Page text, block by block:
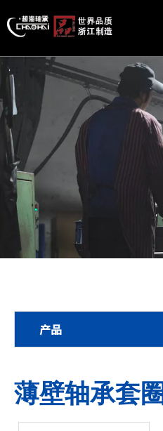
关于我们
产品中心
资质荣誉
新闻中心
公示报告
联系我们
产品
薄壁轴承套圈